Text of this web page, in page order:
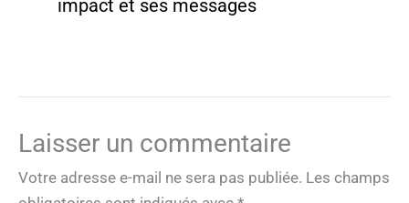
impact et ses messages
Laisser un commentaire
Votre adresse e-mail ne sera pas publiée. Les champs